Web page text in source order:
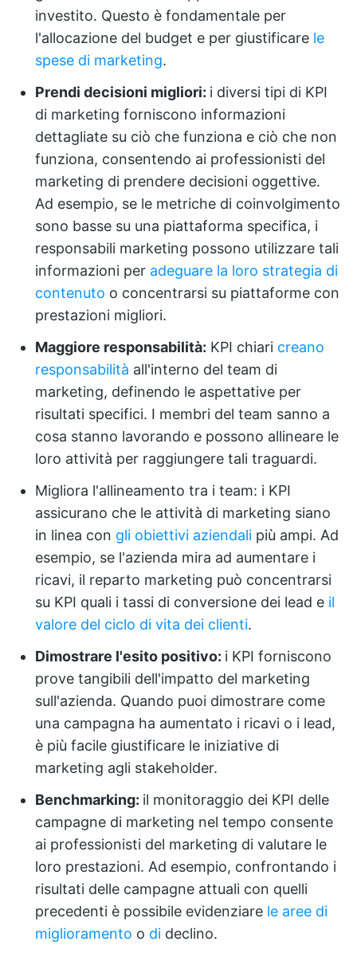
investito. Questo è fondamentale per
l'allocazione del budget e per giustificare le
spese di marketing.
Prendi decisioni migliori: i diversi tipi di KPI
di marketing forniscono informazioni
dettagliate su ciò che funziona e ciò che non
funziona, consentendo ai professionisti del
marketing di prendere decisioni oggettive.
Ad esempio, se le metriche di coinvolgimento
sono basse su una piattaforma specifica, i
responsabili marketing possono utilizzare tali
informazioni per adeguare la loro strategia di
contenuto o concentrarsi su piattaforme con
prestazioni migliori.
Maggiore responsabilità: KPI chiari creano
responsabilità all'interno del team di
marketing, definendo le aspettative per
risultati specifici. I membri del team sanno a
cosa stanno lavorando e possono allineare le
loro attività per raggiungere tali traguardi.
Migliora l'allineamento tra i team: i KPI
assicurano che le attività di marketing siano
in linea con gli obiettivi aziendali più ampi. Ad
esempio, se l'azienda mira ad aumentare i
ricavi, il reparto marketing può concentrarsi
su KPI quali i tassi di conversione dei lead e il
valore del ciclo di vita dei clienti.
Dimostrare l'esito positivo: i KPI forniscono
prove tangibili dell'impatto del marketing
sull'azienda. Quando puoi dimostrare come
una campagna ha aumentato i ricavi o i lead,
è più facile giustificare le iniziative di
marketing agli stakeholder.
Benchmarking: il monitoraggio dei KPI delle
campagne di marketing nel tempo consente
ai professionisti del marketing di valutare le
loro prestazioni. Ad esempio, confrontando i
risultati delle campagne attuali con quelli
precedenti è possibile evidenziare le aree di
miglioramento o di declino.